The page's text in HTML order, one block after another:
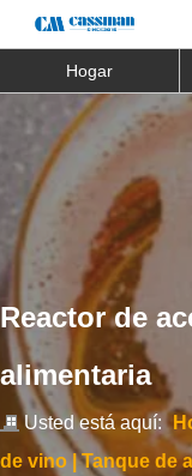
Hogar
Reactor de
alimentaria
Usted está aquí:
de vino | Tanque de